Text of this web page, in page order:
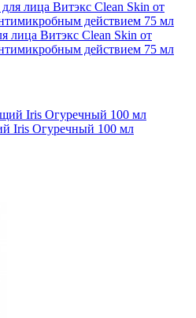
лица Витэкс Clean Skin от
действием 75 мл
Iris Огуречный 100 мл